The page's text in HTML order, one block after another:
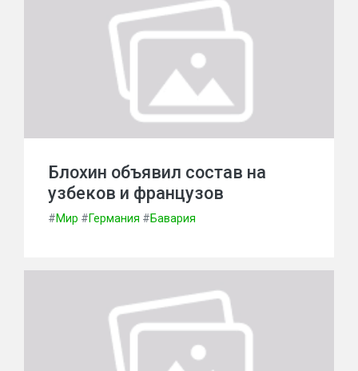
Блохин объявил состав на
узбеков и французов
#Мир #Германия #Бавария